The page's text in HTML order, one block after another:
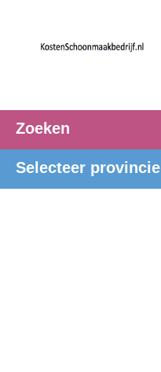
Zoeken
Selecteer provincie